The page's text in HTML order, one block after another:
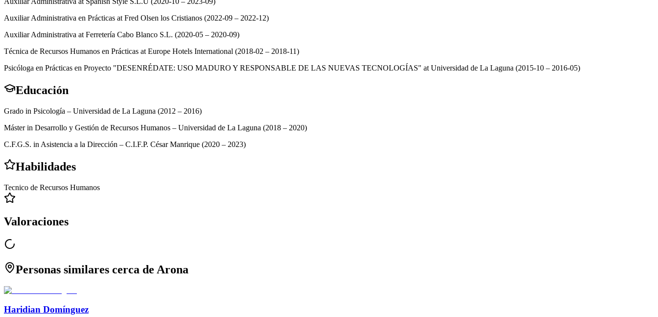
Auxiliar Administrativa en Prácticas at Fred Olsen los Cristianos (2022-09 – 2022-12)
Auxiliar Administrativa at Ferretería Cabo Blanco S.L. (2020-05 – 2020-09)
Técnica de Recursos Humanos en Prácticas at Europe Hotels International (2018-02 – 2018-11)
Psicóloga en Prácticas en Proyecto "DESENRÉDATE: USO MADURO Y RESPONSABLE DE LAS NUEVAS TECNOLOGÍAS" at Universidad de La Laguna (2015-10 – 2016-05)
Educación
Grado in Psicología – Universidad de La Laguna (2012 – 2016)
Máster in Desarrollo y Gestión de Recursos Humanos – Universidad de La Laguna (2018 – 2020)
C.F.G.S. in Asistencia a la Dirección – C.I.F.P. César Manrique (2020 – 2023)
Habilidades
Tecnico de Recursos Humanos
Valoraciones
Personas similares cerca de Arona
Haridian Domínguez